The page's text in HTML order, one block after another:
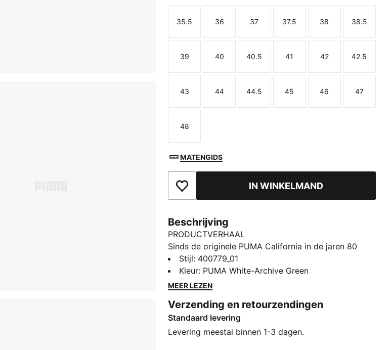
Maat
35.5
Maat
36
Maat
37
Maat
37.5
Maat
38
Maat
38.5
Maat
39
Maat
40
Maat
40.5
Maat
41
Maat
42
Maat
42.5
Maat
43
Maat
44
Maat
44.5
Maat
45
Maat
46
Maat
47
Maat
48
MATENGIDS
Toegevoegd aan favorietenIN WINKELMAND
Beschrijving
PRODUCTVERHAAL
Sinds de originele PUMA California in de jaren 80
werd uitgebracht, heeft hij zijn sporen wel verdiend
met zijn relaxte, minimalistische stijl en chille 'west
coast vibes'. Als onderdeel van die Californische lijn
perfecte mix van sport en straatstijl en zijn dankzij
hun strakke en eenvoudige ontwerp ideaal om te
mixen en matchen. Voor een nonchalante, alledaagse
Stijl: 400779_01
Kleur: PUMA White-Archive Green
MEER LEZEN
Verzending en retourzendingen
Standaard levering
Levering meestal binnen 1-3 dagen.